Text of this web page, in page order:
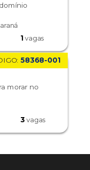
1vagas
58368-001
morar no
3vagas